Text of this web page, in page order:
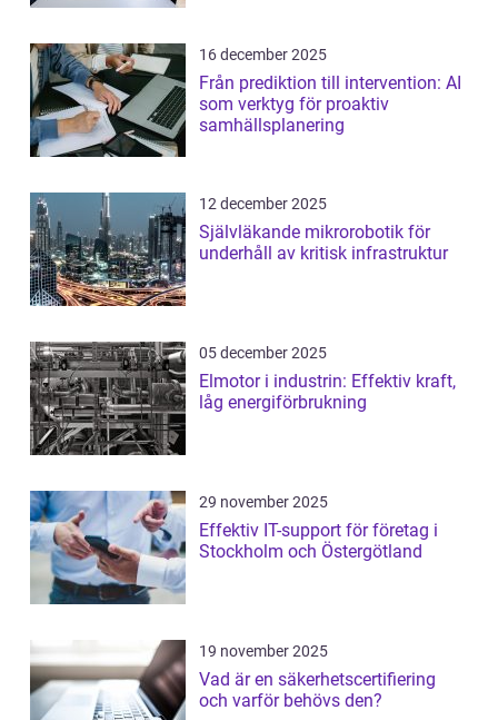
16 december 2025
Från prediktion till intervention: AI
som verktyg för proaktiv
samhällsplanering
12 december 2025
Självläkande mikrorobotik för
underhåll av kritisk infrastruktur
05 december 2025
Elmotor i industrin: Effektiv kraft,
låg energiförbrukning
29 november 2025
Effektiv IT-support för företag i
Stockholm och Östergötland
19 november 2025
Vad är en säkerhetscertifiering
och varför behövs den?